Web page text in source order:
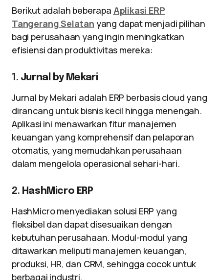
Berikut adalah beberapa Aplikasi ERP
Tangerang Selatan yang dapat menjadi pilihan
bagi perusahaan yang ingin meningkatkan
efisiensi dan produktivitas mereka:
1. Jurnal by Mekari
Jurnal by Mekari adalah ERP berbasis cloud yang
dirancang untuk bisnis kecil hingga menengah.
Aplikasi ini menawarkan fitur manajemen
keuangan yang komprehensif dan pelaporan
otomatis, yang memudahkan perusahaan
dalam mengelola operasional sehari-hari.
2. HashMicro ERP
HashMicro menyediakan solusi ERP yang
fleksibel dan dapat disesuaikan dengan
kebutuhan perusahaan. Modul-modul yang
ditawarkan meliputi manajemen keuangan,
produksi, HR, dan CRM, sehingga cocok untuk
berbagai industri.